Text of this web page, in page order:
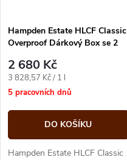
Hampden Estate HLCF Classic
Overproof Dárkový Box se 2
2 680 Kč
Měrná
cena:
3 828,57 Kč / 1 l
5 pracovních dnů
DO KOŠÍKU
Hampden Estate HLCF Classic